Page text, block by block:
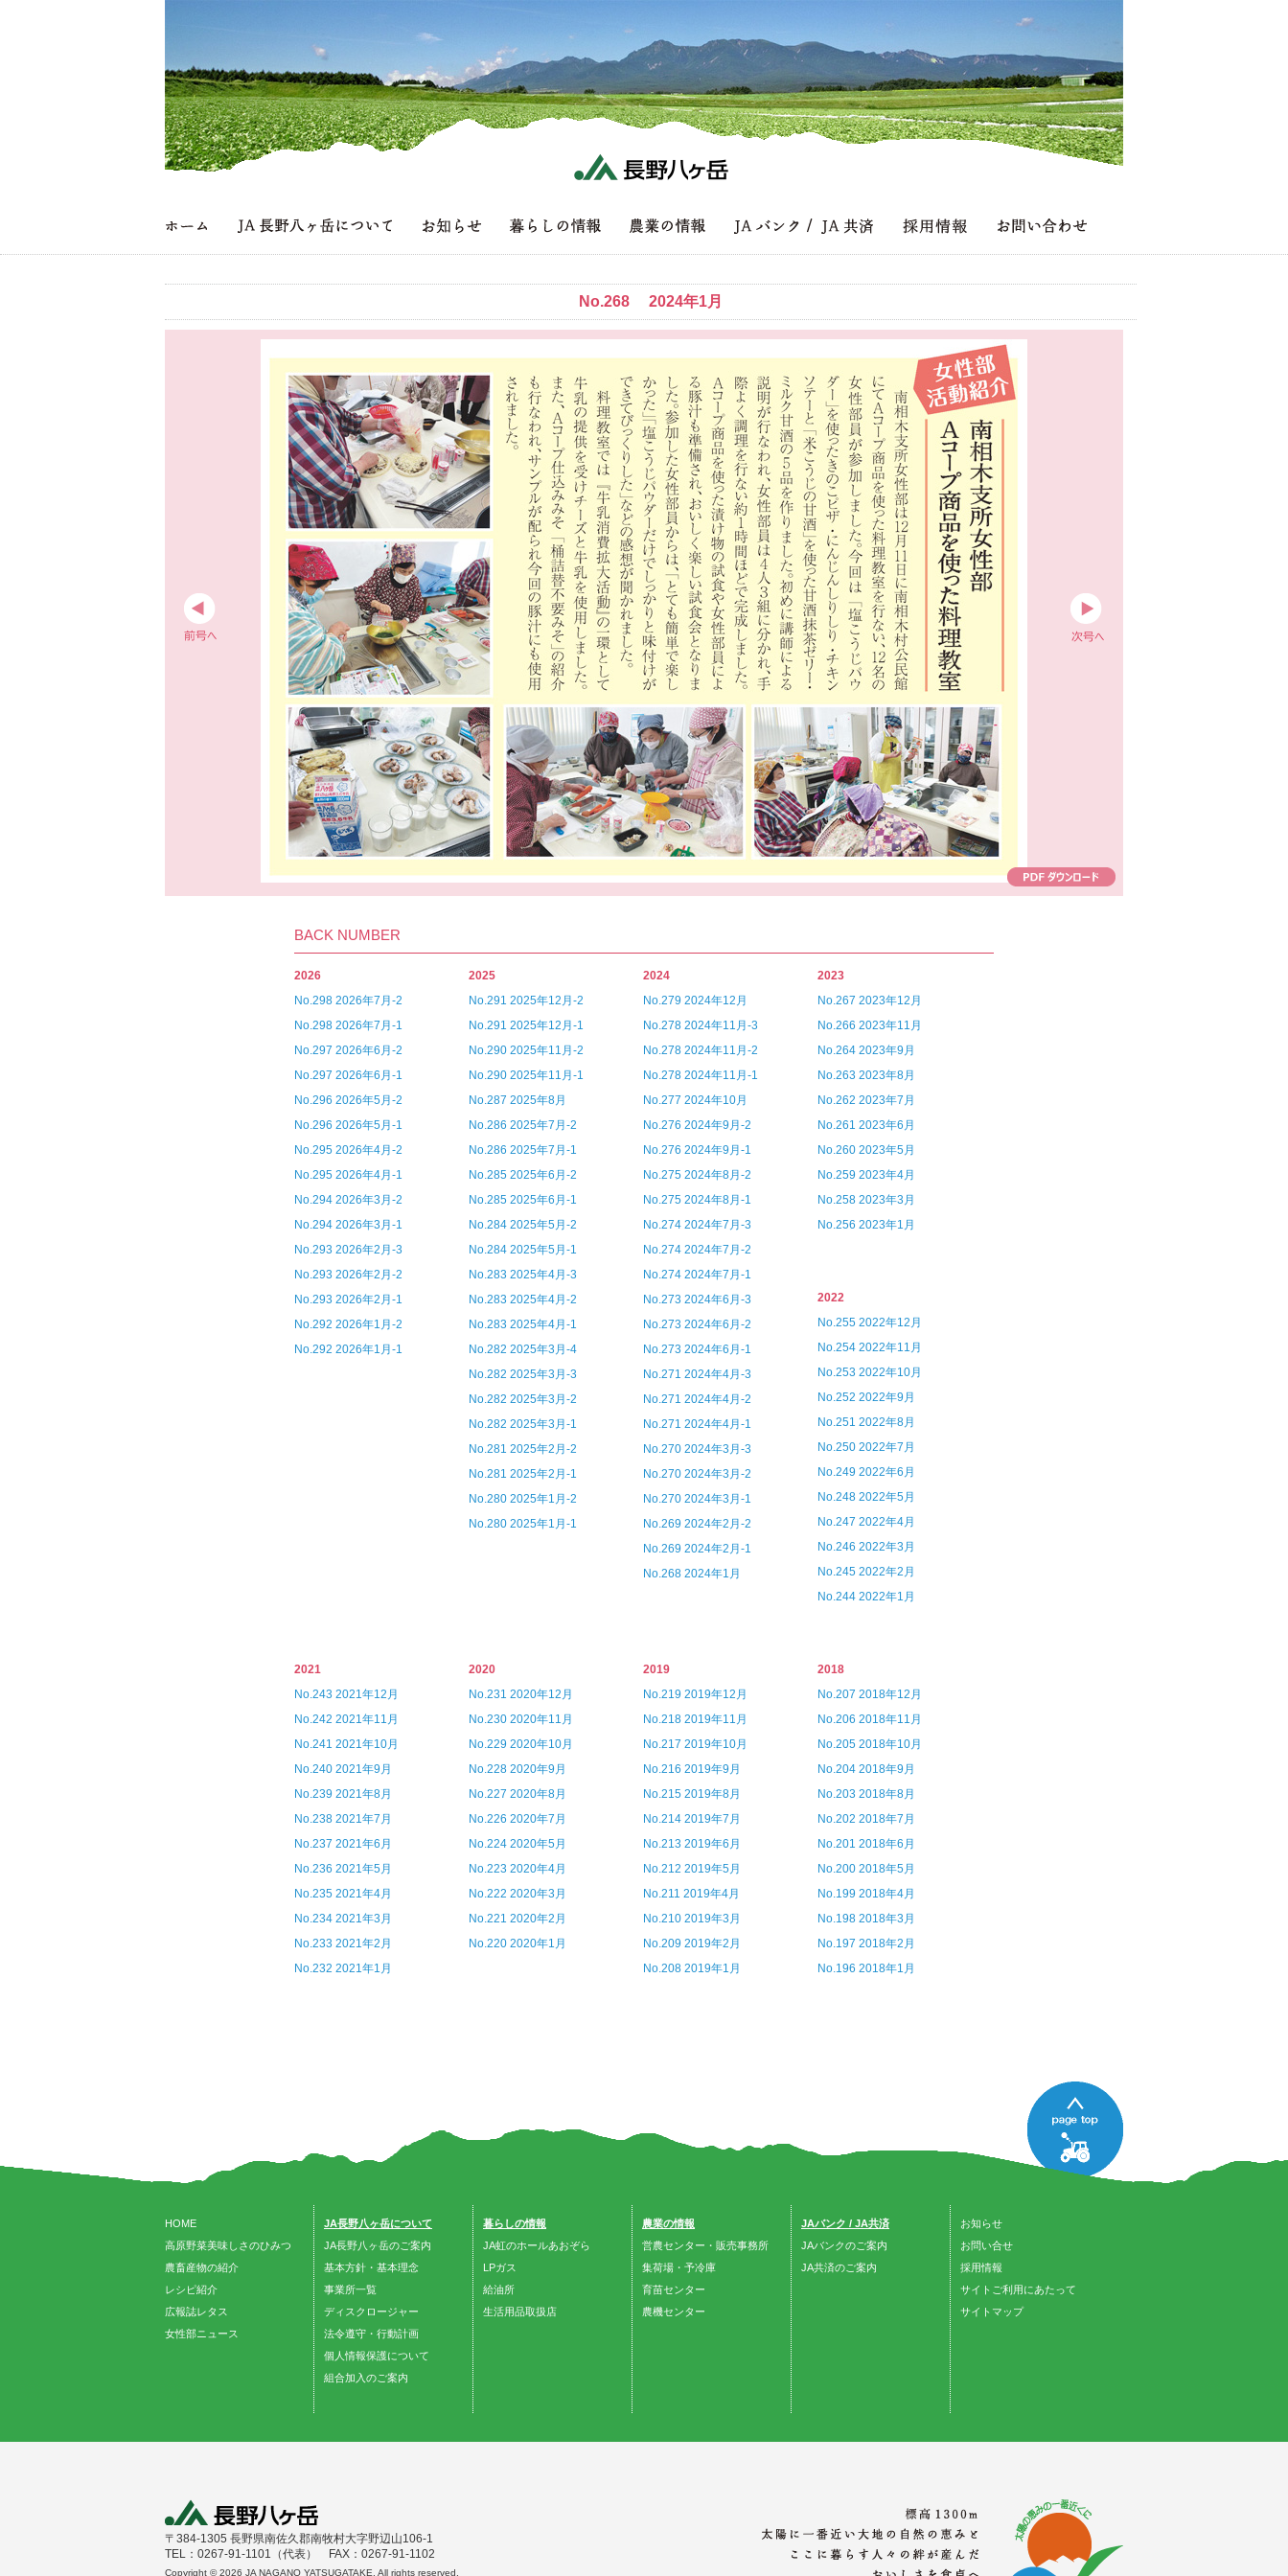
No.268 2024年1月
BACK NUMBER
2026
No.298 2026年7月-2
No.298 2026年7月-1
No.297 2026年6月-2
No.297 2026年6月-1
No.296 2026年5月-2
No.296 2026年5月-1
No.295 2026年4月-2
No.295 2026年4月-1
No.294 2026年3月-2
No.294 2026年3月-1
No.293 2026年2月-3
No.293 2026年2月-2
No.293 2026年2月-1
No.292 2026年1月-2
No.292 2026年1月-1
2025
No.291 2025年12月-2
No.291 2025年12月-1
No.290 2025年11月-2
No.290 2025年11月-1
No.287 2025年8月
No.286 2025年7月-2
No.286 2025年7月-1
No.285 2025年6月-2
No.285 2025年6月-1
No.284 2025年5月-2
No.284 2025年5月-1
No.283 2025年4月-3
No.283 2025年4月-2
No.283 2025年4月-1
No.282 2025年3月-4
No.282 2025年3月-3
No.282 2025年3月-2
No.282 2025年3月-1
No.281 2025年2月-2
No.281 2025年2月-1
No.280 2025年1月-2
No.280 2025年1月-1
2024
No.279 2024年12月
No.278 2024年11月-3
No.278 2024年11月-2
No.278 2024年11月-1
No.277 2024年10月
No.276 2024年9月-2
No.276 2024年9月-1
No.275 2024年8月-2
No.275 2024年8月-1
No.274 2024年7月-3
No.274 2024年7月-2
No.274 2024年7月-1
No.273 2024年6月-3
No.273 2024年6月-2
No.273 2024年6月-1
No.271 2024年4月-3
No.271 2024年4月-2
No.271 2024年4月-1
No.270 2024年3月-3
No.270 2024年3月-2
No.270 2024年3月-1
No.269 2024年2月-2
No.269 2024年2月-1
No.268 2024年1月
2023
No.267 2023年12月
No.266 2023年11月
No.264 2023年9月
No.263 2023年8月
No.262 2023年7月
No.261 2023年6月
No.260 2023年5月
No.259 2023年4月
No.258 2023年3月
No.256 2023年1月
2022
No.255 2022年12月
No.254 2022年11月
No.253 2022年10月
No.252 2022年9月
No.251 2022年8月
No.250 2022年7月
No.249 2022年6月
No.248 2022年5月
No.247 2022年4月
No.246 2022年3月
No.245 2022年2月
No.244 2022年1月
2021
No.243 2021年12月
No.242 2021年11月
No.241 2021年10月
No.240 2021年9月
No.239 2021年8月
No.238 2021年7月
No.237 2021年6月
No.236 2021年5月
No.235 2021年4月
No.234 2021年3月
No.233 2021年2月
No.232 2021年1月
2020
No.231 2020年12月
No.230 2020年11月
No.229 2020年10月
No.228 2020年9月
No.227 2020年8月
No.226 2020年7月
No.224 2020年5月
No.223 2020年4月
No.222 2020年3月
No.221 2020年2月
No.220 2020年1月
2019
No.219 2019年12月
No.218 2019年11月
No.217 2019年10月
No.216 2019年9月
No.215 2019年8月
No.214 2019年7月
No.213 2019年6月
No.212 2019年5月
No.211 2019年4月
No.210 2019年3月
No.209 2019年2月
No.208 2019年1月
2018
No.207 2018年12月
No.206 2018年11月
No.205 2018年10月
No.204 2018年9月
No.203 2018年8月
No.202 2018年7月
No.201 2018年6月
No.200 2018年5月
No.199 2018年4月
No.198 2018年3月
No.197 2018年2月
No.196 2018年1月
HOME
高原野菜美味しさのひみつ
農畜産物の紹介
レシピ紹介
広報誌レタス
女性部ニュース
JA長野八ヶ岳について
JA長野八ヶ岳のご案内
基本方針・基本理念
事業所一覧
ディスクロージャー
法令遵守・行動計画
個人情報保護について
組合加入のご案内
暮らしの情報
JA虹のホールあおぞら
LPガス
給油所
生活用品取扱店
農業の情報
営農センター・販売事務所
集荷場・予冷庫
育苗センター
農機センター
JAバンク / JA共済
JAバンクのご案内
JA共済のご案内
お知らせ
お問い合せ
採用情報
サイトご利用にあたって
サイトマップ
〒384-1305 長野県南佐久郡南牧村大字野辺山106-1
TEL：0267-91-1101（代表） FAX：0267-91-1102
Copyright ©2026 JA NAGANO YATSUGATAKE. All rights reserved.